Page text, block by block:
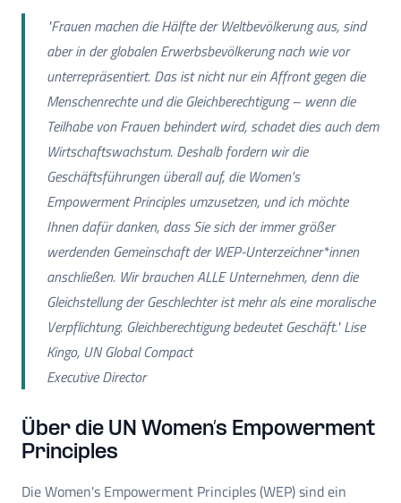
"Frauen machen die Hälfte der Weltbevölkerung aus, sind
aber in der globalen Erwerbsbevölkerung nach wie vor
unterrepräsentiert. Das ist nicht nur ein Affront gegen die
Menschenrechte und die Gleichberechtigung – wenn die
Teilhabe von Frauen behindert wird, schadet dies auch dem
Wirtschaftswachstum. Deshalb fordern wir die
Geschäftsführungen überall auf, die Women's
Empowerment Principles umzusetzen, und ich möchte
Ihnen dafür danken, dass Sie sich der immer größer
werdenden Gemeinschaft der WEP-Unterzeichner*innen
anschließen. Wir brauchen ALLE Unternehmen, denn die
Gleichstellung der Geschlechter ist mehr als eine moralische
Verpflichtung. Gleichberechtigung bedeutet Geschäft." Lise
Kingo, UN Global Compact
Executive Director
Über die UN Women’s Empowerment
Principles
Die Women's Empowerment Principles (WEP) sind ein